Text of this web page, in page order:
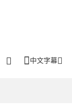
中文字幕